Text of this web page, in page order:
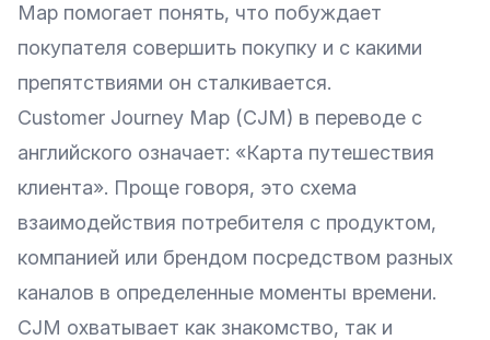
Map помогает понять, что побуждает
покупателя совершить покупку и с какими
препятствиями он сталкивается.
Customer Journey Map (CJM) в переводе с
английского означает: «Карта путешествия
клиента». Проще говоря, это схема
взаимодействия потребителя с продуктом,
компанией или брендом посредством разных
каналов в определенные моменты времени.
CJM охватывает как знакомство, так и